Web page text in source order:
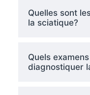
Quelles sont
la sciatique?
Quels
diagnostiquer